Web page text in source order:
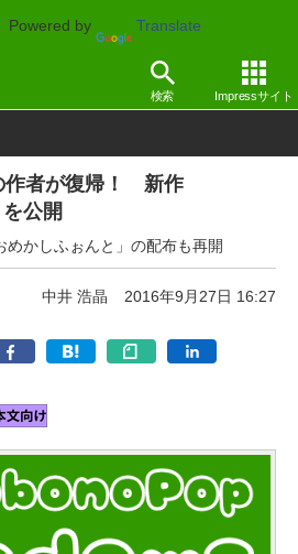
Powered by Translate
検索 Impressサイト
ント 英語など
作者が復帰！ 新作
公開
めかしふぉんと」の配布も再開
中井 浩晶 2016年9月27日 16:27